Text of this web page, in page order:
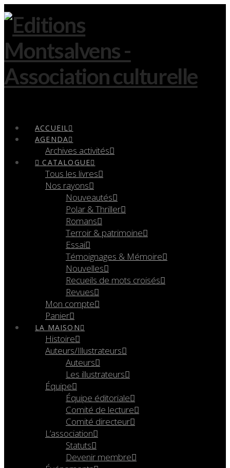
ACCUEIL
AGENDA
Archives activités
CATALOGUE
Tous les livres
Nos rayons
Nouveautés
Polar & Thriller
Romans
Terroir & patrimoine
Essai
Témoignages & Mémoire
Nouvelles
Recueils de mots croisés
Revues
Mon compte
Panier
LA MAISON
Histoire
Auteurs/Illustrateurs
Auteurs
Les illustrateurs
Équipe
Équipe éditoriale
Comité de lecture
Comité directeur
L’association
Statuts
Devenir membre